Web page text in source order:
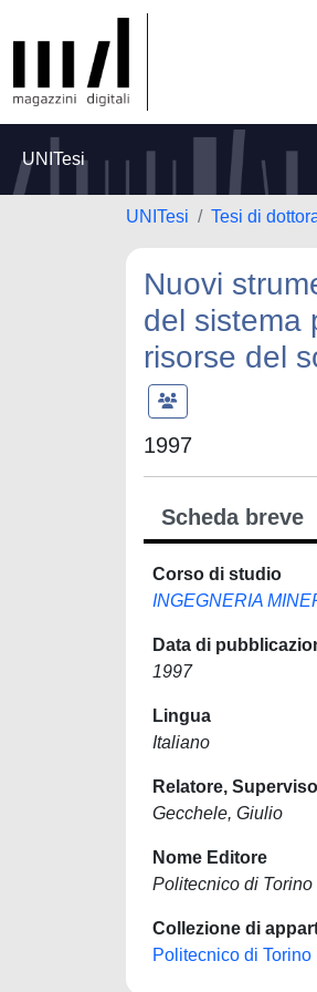
UNITesi
UNITesi Tesi di
Nuovi
del sistema
risorse del
1997
Scheda breve
Corso di studio
INGEGNERIA
Data di
1997
Lingua
Italiano
Relatore,
Gecchele, Giulio
Nome Editore
Politecnico di Torino
Collezione di
Politecnico di Torino